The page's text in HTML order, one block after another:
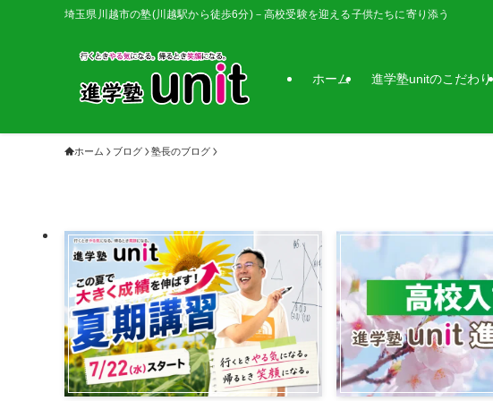
埼玉県川越市の塾(川越駅から徒歩6分)－高校受験を迎える子供たちに寄り添う
ホーム 進学塾unitのこだわり
ホーム ブログ 塾長のブログ